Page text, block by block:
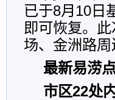
已于8月10日
即可恢复。
场、金洲路周
最新易涝
市区22处